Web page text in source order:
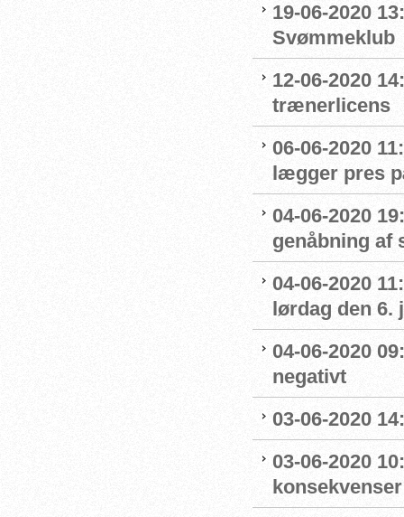
19-06-2020
Svømmeklub
12-06-2020
trænerlicens
06-06-2020
lægger pres
04-06-2020
genåbning af
04-06-2020
lørdag den 6.
04-06-2020
negativt
03-06-2020
03-06-2020